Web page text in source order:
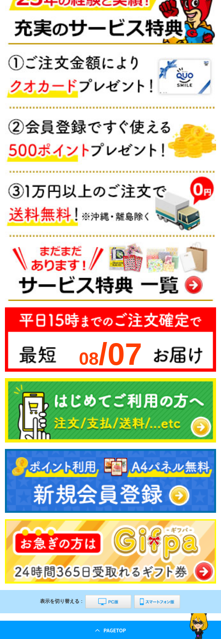
08/07
表示を切り替える :